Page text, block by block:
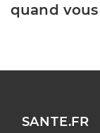
quand
SANTE.FR